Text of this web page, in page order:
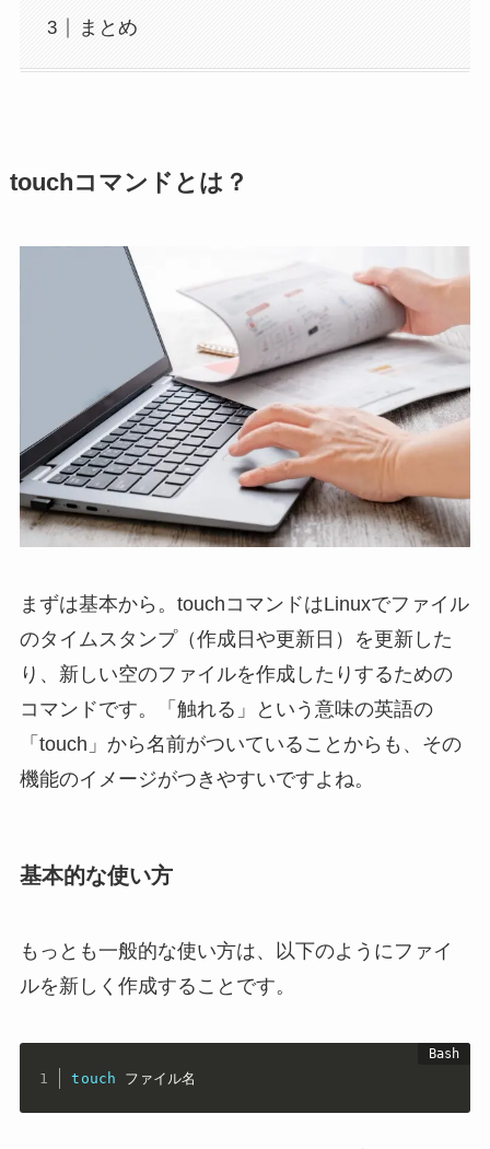
まとめ
touchコマンドとは？
まずは基本から。touchコマンドはLinuxでファイル
のタイムスタンプ（作成日や更新日）を更新した
り、新しい空のファイルを作成したりするための
コマンドです。「触れる」という意味の英語の
「touch」から名前がついていることからも、その
機能のイメージがつきやすいですよね。
基本的な使い方
もっとも一般的な使い方は、以下のようにファイ
ルを新しく作成することです。
touch ファイル名